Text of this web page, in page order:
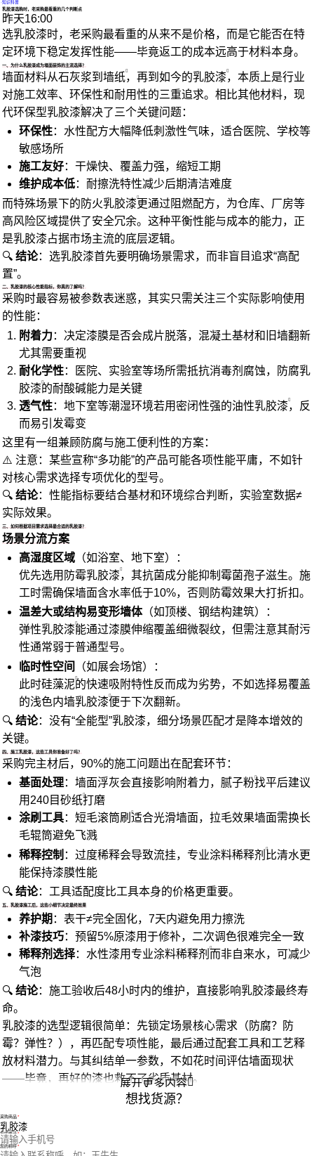
·知识科普
乳胶漆选购时，老采购最看重的几个判断点
昨天16:00
选乳胶漆时，老采购最看重的从来不是价格，而是它能否在特
定环境下稳定发挥性能——毕竟返工的成本远高于材料本身。
一、为什么乳胶漆成为墙面装饰的主流选择？
墙面材料从石灰浆到 墙纸，再到如今的乳胶漆，本质上是行业
对施工效率、环保性和耐用性的三重追求。相比其他材料，现
代环保型乳胶漆解决了三个关键问题：
环保性：水性配方大幅降低刺激性气味，适合医院、学校等
敏感场所
施工友好：干燥快、覆盖力强，缩短工期
维护成本低：耐擦洗特性减少后期清洁难度
而特殊场景下的 防火乳胶漆更通过阻燃配方，为仓库、厂房等
高风险区域提供了安全冗余。这种平衡性能与成本的能力，正
是乳胶漆占据市场主流的底层逻辑。
🔍 结论：选乳胶漆首先要明确场景需求，而非盲目追求“高配
置”。
二、乳胶漆的核心性能指标，你真的了解吗？
采购时最容易被参数表迷惑，其实只需关注三个实际影响使用
的性能：
附着力：决定漆膜是否会成片脱落，混凝土基材和旧墙翻新
尤其需要重视
耐化学性：医院、实验室等场所需抵抗消毒剂腐蚀，
防腐乳
胶漆的耐酸碱能力是关键
透气性：地下室等潮湿环境若用密闭性强的油性乳胶漆，反
而易引发霉变
这里有一组兼顾防腐与施工便利性的方案：
⚠️ 注意：某些宣称“多功能”的产品可能各项性能平庸，不如针
对核心需求选择专项优化的型号。
🔍 结论：性能指标要结合基材和环境综合判断，实验室数据≠
实际效果。
三、如何根据项目需求选择最合适的乳胶漆？
场景分流方案
高湿度区域（如浴室、地下室）：
优先选用 防霉乳胶漆，其抗菌成分能抑制霉菌孢子滋生。施
工时需确保墙面含水率低于10%，否则防霉效果大打折扣。
温差大或结构易变形墙体（如顶楼、钢结构建筑）：
弹性乳胶漆能通过漆膜伸缩覆盖细微裂纹，但需注意其耐污
性通常弱于普通型号。
临时性空间
（如展会场馆）：
此时硅藻泥的快速吸附特性反而成为劣势，不如选择易覆盖
的浅色内墙乳胶漆便于下次翻新。
🔍 结论：没有“全能型”乳胶漆，细分场景匹配才是降本增效的
关键。
四、施工乳胶漆，这些工具你准备好了吗？
采购完主材后，90%的施工问题出在配套环节：
基面处理：墙面浮灰会直接影响附着力， 腻子粉找平后建议
用240目砂纸打磨
涂刷工具：短毛滚筒刷 适合光滑墙面，拉毛效果墙面需换长
毛辊筒避免飞溅
稀释控制 ：过度稀释会导致流挂，专业涂料稀释剂 比清水更
能保持漆膜性能
🔍 结论：工具适配度比工具本身的价格更重要。
五、乳胶漆施工后，这些小细节决定最终效果
养护期 ：表干≠完全固化，7天内避免用力擦洗
补漆技巧：预留5%原漆用于修补，二次调色很难完全一致
稀释剂选择：水性漆用专业涂料稀释剂 而非自来水，可减少
气泡
🔍 结论：施工验收后48小时内的维护，直接影响乳胶漆最终寿
命。
乳胶漆的选型逻辑很简单：先锁定场景核心需求（防腐？防
霉？弹性？），再匹配专项性能，最后通过配套工具和工艺释
放材料潜力。与其纠结单一参数，不如花时间评估墙面现状
——毕竟，再好的漆也救不了劣质基材。
展开更多内容
想找货源？
采购商品
您的电话
您的称呼